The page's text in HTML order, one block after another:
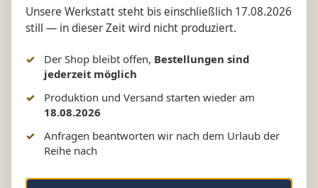
Unsere Werkstatt steht bis einschließlich 17.08.2026
still — in dieser Zeit wird nicht produziert.
Der Shop bleibt offen, Bestellungen sind
jederzeit möglich
Produktion und Versand starten wieder am
18.08.2026
Anfragen beantworten wir nach dem Urlaub der
Reihe nach
Shop reflect+
reflect+ by Marketing-MV
Bildergalerie überspringen